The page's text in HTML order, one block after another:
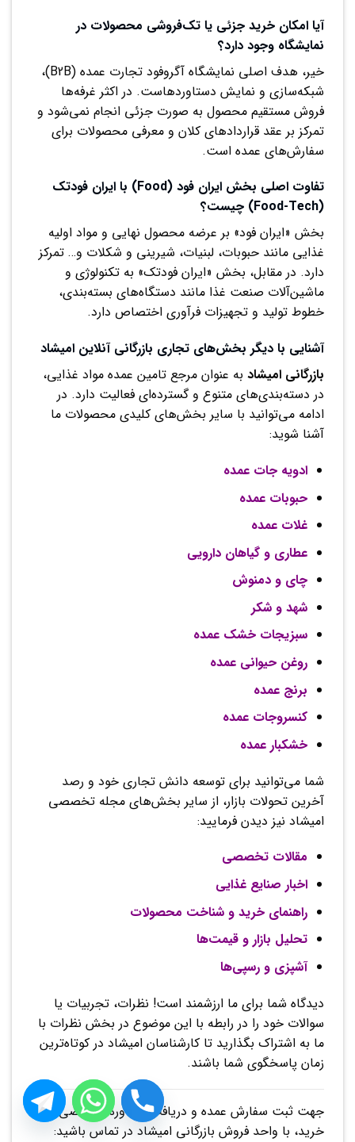
آیا امکان خرید جزئی یا تک‌فروشی محصولات در
نمایشگاه وجود دارد؟
خیر، هدف اصلی نمایشگاه آگروفود تجارت عمده (B2B)،
شبکه‌سازی و نمایش دستاوردهاست. در اکثر غرفه‌ها
فروش مستقیم محصول به صورت جزئی انجام نمی‌شود و
تمرکز بر عقد قراردادهای کلان و معرفی محصولات برای
سفارش‌های عمده است.
تفاوت اصلی بخش ایران فود (Food) با ایران فودتک
(Food-Tech) چیست؟
بخش «ایران فود» بر عرضه محصول نهایی و مواد اولیه
غذایی مانند حبوبات، لبنیات، شیرینی و شکلات و… تمرکز
دارد. در مقابل، بخش «ایران فودتک» به تکنولوژی و
ماشین‌آلات صنعت غذا مانند دستگاه‌های بسته‌بندی،
خطوط تولید و تجهیزات فرآوری اختصاص دارد.
آشنایی با دیگر بخش‌های تجاری بازرگانی آنلاین امیشاد
بازرگانی امیشاد به عنوان مرجع تامین عمده مواد غذایی،
در دسته‌بندی‌های متنوع و گسترده‌ای فعالیت دارد. در
ادامه می‌توانید با سایر بخش‌های کلیدی محصولات ما
آشنا شوید:
ادویه جات عمده
حبوبات عمده
غلات عمده
عطاری و گیاهان دارویی
چای و دمنوش
شهد و شکر
سبزیجات خشک عمده
روغن حیوانی عمده
برنج عمده
کنسروجات عمده
خشکبار عمده
شما می‌توانید برای توسعه دانش تجاری خود و رصد
آخرین تحولات بازار، از سایر بخش‌های مجله تخصصی
امیشاد نیز دیدن فرمایید:
مقالات تخصصی
اخبار صنایع غذایی
راهنمای خرید و شناخت محصولات
تحلیل بازار و قیمت‌ها
آشپزی و رسپی‌ها
دیدگاه شما برای ما ارزشمند است! نظرات، تجربیات یا
سوالات خود را در رابطه با این موضوع در بخش نظرات با
ما به اشتراک بگذارید تا کارشناسان امیشاد در کوتاه‌ترین
زمان پاسخگوی شما باشند.
جهت ثبت سفارش عمده و دریافت مشاوره تخصصی
خرید، با واحد فروش بازرگانی امیشاد در تماس باشید: